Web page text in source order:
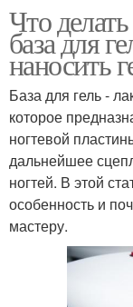
Что
база для
наносить
База для гель -
которое
ногтевой
дальнейшее
ногтей. В этой
особенность и
мастеру.